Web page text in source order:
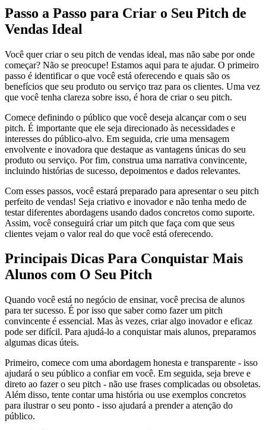
Passo a Passo para Criar o Seu Pitch de
Vendas Ideal
Você quer criar o seu pitch de vendas ideal, mas não sabe por onde
começar? Não se preocupe! Estamos aqui para te ajudar. O primeiro
passo é identificar o que você está oferecendo e quais são os
benefícios que seu produto ou serviço traz para os clientes. Uma vez
que você tenha clareza sobre isso, é hora de criar o seu pitch.
Comece definindo o público que você deseja alcançar com o seu
pitch. É importante que ele seja direcionado às necessidades e
interesses do público-alvo. Em seguida, crie uma mensagem
envolvente e inovadora que destaque as vantagens únicas do seu
produto ou serviço. Por fim, construa uma narrativa convincente,
incluindo histórias de sucesso, depoimentos e dados relevantes.
Com esses passos, você estará preparado para apresentar o seu pitch
perfeito de vendas! Seja criativo e inovador e não tenha medo de
testar diferentes abordagens usando dados concretos como suporte.
Assim, você conseguirá criar um pitch que faça com que seus
clientes vejam o valor real do que você está oferecendo.
Principais Dicas Para Conquistar Mais
Alunos com O Seu Pitch
Quando você está no negócio de ensinar, você precisa de alunos
para ter sucesso. É por isso que saber como fazer um pitch
convincente é essencial. Mas às vezes, criar algo inovador e eficaz
pode ser difícil. Para ajudá-lo a conquistar mais alunos, preparamos
algumas dicas úteis.
Primeiro, comece com uma abordagem honesta e transparente - isso
ajudará o seu público a confiar em você. Em seguida, seja breve e
direto ao fazer o seu pitch - não use frases complicadas ou obsoletas.
Além disso, tente contar uma história ou use exemplos concretos
para ilustrar o seu ponto - isso ajudará a prender a atenção do
público.